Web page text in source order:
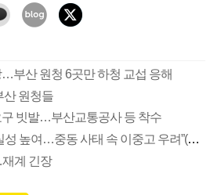
부산 원청 6곳만 하청 교섭 응해
산 원청들
빗발…부산교통공사 등 착수
“노란봉투법 경영 불확실성 높여…중동 사태 속 이중고 우려”(종합)
계 긴장